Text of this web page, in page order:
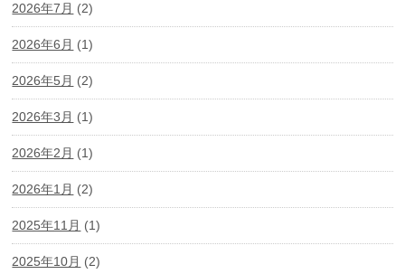
2026年7月 (2)
2026年6月 (1)
2026年5月 (2)
2026年3月 (1)
2026年2月 (1)
2026年1月 (2)
2025年11月 (1)
2025年10月 (2)